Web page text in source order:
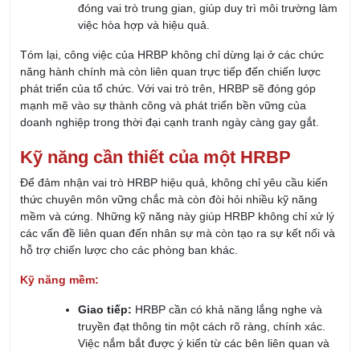
đóng vai trò trung gian, giúp duy trì môi trường làm
việc hòa hợp và hiệu quả.
Tóm lại, công việc của HRBP không chỉ dừng lại ở các chức
năng hành chính mà còn liên quan trực tiếp đến chiến lược
phát triển của tổ chức. Với vai trò trên, HRBP sẽ đóng góp
mạnh mẽ vào sự thành công và phát triển bền vững của
doanh nghiệp trong thời đại cạnh tranh ngày càng gay gắt.
Kỹ năng cần thiết của một HRBP
Để đảm nhận vai trò HRBP hiệu quả, không chỉ yêu cầu kiến
thức chuyên môn vững chắc mà còn đòi hỏi nhiều kỹ năng
mềm và cứng. Những kỹ năng này giúp HRBP không chỉ xử lý
các vấn đề liên quan đến nhân sự mà còn tạo ra sự kết nối và
hỗ trợ chiến lược cho các phòng ban khác.
Kỹ năng mềm:
Giao tiếp: HRBP cần có khả năng lắng nghe và
truyền đạt thông tin một cách rõ ràng, chính xác.
Việc nắm bắt được ý kiến từ các bên liên quan và